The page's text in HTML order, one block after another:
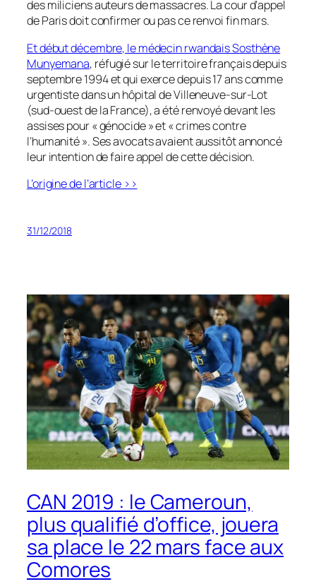
des miliciens auteurs de massacres. La cour d’appel
de Paris doit confirmer ou pas ce renvoi fin mars.
Et début décembre, le médecin rwandais Sosthène
Munyemana, réfugié sur le territoire français depuis
septembre 1994 et qui exerce depuis 17 ans comme
urgentiste dans un hôpital de Villeneuve-sur-Lot
(sud-ouest de la France), a été renvoyé devant les
assises pour « génocide » et « crimes contre
l’humanité ». Ses avocats avaient aussitôt annoncé
leur intention de faire appel de cette décision.
L’origine de l’article >>
31/12/2018
CAN 2019 : le Cameroun,
plus qualifié d’office, jouera
sa place le 22 mars face aux
Comores